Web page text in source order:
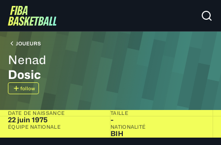
JOUEURS
Nenad
Dosic
follow
DATE DE NAISSANCE
22 juin 1975
TAILLE
-
ÉQUIPE NATIONALE NATIONALITÉ
BIH